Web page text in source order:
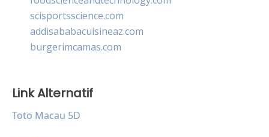
scisportsscience.com
addisababacuisineaz.com
burgerimcamas.com
Link Alternatif
Toto Macau 5D